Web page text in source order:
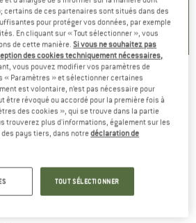
+13
(8) 4,6(20 )
TR GTX - Chaussures de
certains de ces partenaires sont situés dans des
pour protéger vos données, par exemple
En cliquant sur « Tout sélectionner », vous
de cette manière.Si vous ne souhaitez pas
des cookies techniquement nécessaires,
vous pouvez modifier vos paramètres de
« Paramètres » et sélectionner certaines
est volontaire, n’est pas nécessaire pour
être révoqué ou accordé pour la première fois à
des cookies », qui se trouve dans la partie
trouverez plus d'informations, également sur les
pays tiers, dans notredéclaration de
TOUT SÉLECTIONNER